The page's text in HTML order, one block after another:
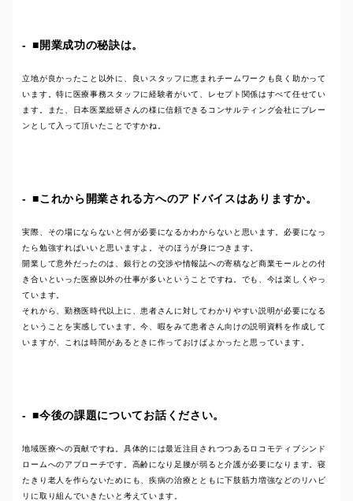
■開業成功の秘訣は。
立地が良かったこと以外に、良いスタッフに恵まれチームワークも良く助かって
います。特に医療事務スタッフに経験者がいて、レセプト関係はすべて任せてい
ます。また、日本医業総研さんの様に信頼できるコンサルティング会社にブレー
ンとして入って頂いたことですかね。
■これから開業される方へのアドバイスはありますか。
実際、その場にならないと何が必要になるかわからないと思います。必要になっ
たら勉強すればいいと思いますよ。そのほうが身につきます。
開業して意外だったのは、銀行との交渉や情報誌への寄稿など商業モールとの付
き合いといった医療以外の仕事が多いということですね。でも、今は楽しくやっ
ています。
それから、勤務医時代以上に、患者さんに対してわかりやすい説明が必要になる
ということを実感しています。今、暇をみて患者さん向けの説明資料を作成して
いますが、これは時間があるときに作っておけばよかったと思っています。
■今後の課題についてお話ください。
地域医療への貢献ですね。具体的には最近注目されつつあるロコモティブシンド
ロームへのアプローチです。高齢になり足腰が弱ると介護が必要になります。寝
たきり老人を作らないためにも、疾病の治療とともに下肢筋力増強などのリハビ
リに取り組んでいきたいと考えています。